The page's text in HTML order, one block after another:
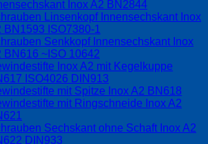
Inox A2 BN2844
Linsenkopf Innensechskant Inox
BN1593 ISO7380-1
Senkkopf Innensechskant Inox
BN616 ~ISO 10642
Inox A2 mit Kegelkuppe
ISO4026 DIN913
mit Spitze Inox A2 BN618
mit Ringschneide Inox A2
Sechskant ohne Schaft Inox A2
DIN933